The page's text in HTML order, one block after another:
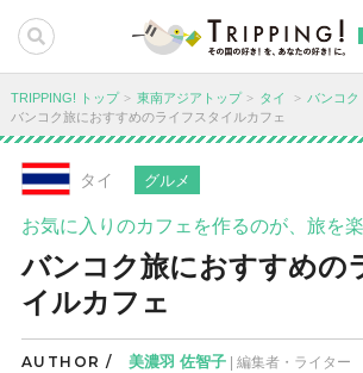
TRIPPING! トップ 東南アジアトップ タイ バンコク
バンコク旅におすすめのライフスタイルカフェ
タイ グルメ
お気に入りのカフェを作るのが、旅を
バンコク旅におすすめの
イルカフェ
AUTHOR / 美濃羽 佐智子| 編集者・ライター